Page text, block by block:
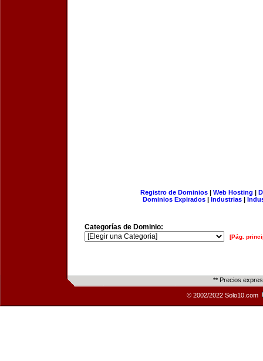
Registro de Dominios| Web Hosting |
Dominios Expirados | Industrias |
Categorías de Dominio:
[Pág.
** Precios
© 2002/2022 Solo10.com